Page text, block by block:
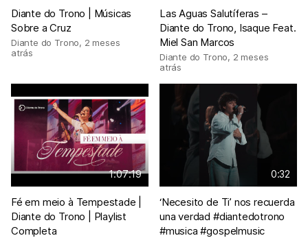
Diante do Trono | Músicas
Sobre a Cruz
Diante do Trono, 2 meses
atrás
Las Aguas Salutíferas –
Diante do Trono, Isaque Feat.
Miel San Marcos
Diante do Trono, 2 meses
atrás
1:07:19
Fé em meio à Tempestade |
Diante do Trono | Playlist
Completa
0:32
‘Necesito de Ti’ nos recuerda
una verdad #diantedotrono
#musica #gospelmusic